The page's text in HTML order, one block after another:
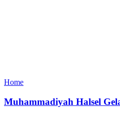
Home
Muhammadiyah Halsel